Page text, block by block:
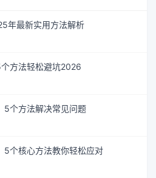
年最新实用方法解析
方法轻松避坑2026
5个方法解决常见问题
5个核心方法教你轻松应对